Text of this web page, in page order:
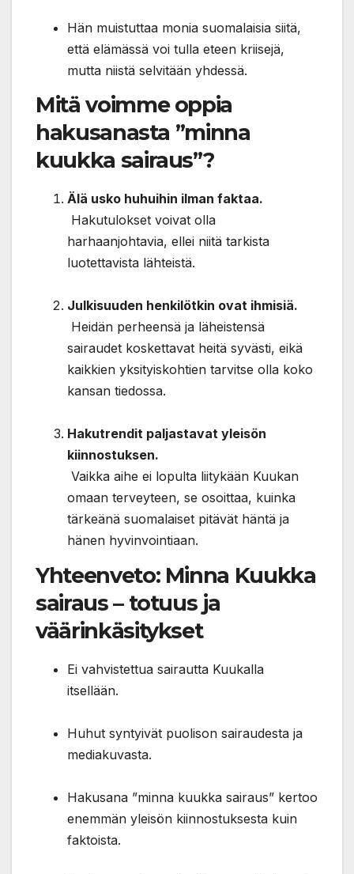
Hän muistuttaa monia suomalaisia siitä,
että elämässä voi tulla eteen kriisejä,
mutta niistä selvitään yhdessä.
Mitä voimme oppia
hakusanasta ”minna
kuukka sairaus”?
Älä usko huhuihin ilman faktaa.
Hakutulokset voivat olla
harhaanjohtavia, ellei niitä tarkista
luotettavista lähteistä.
Julkisuuden henkilötkin ovat ihmisiä.
Heidän perheensä ja läheistensä
sairaudet koskettavat heitä syvästi, eikä
kaikkien yksityiskohtien tarvitse olla koko
kansan tiedossa.
Hakutrendit paljastavat yleisön
kiinnostuksen.
Vaikka aihe ei lopulta liitykään Kuukan
omaan terveyteen, se osoittaa, kuinka
tärkeänä suomalaiset pitävät häntä ja
hänen hyvinvointiaan.
Yhteenveto: Minna Kuukka
sairaus – totuus ja
väärinkäsitykset
Ei vahvistettua sairautta Kuukalla
itsellään.
Huhut syntyivät puolison sairaudesta ja
mediakuvasta.
Hakusana ”minna kuukka sairaus” kertoo
enemmän yleisön kiinnostuksesta kuin
faktoista.